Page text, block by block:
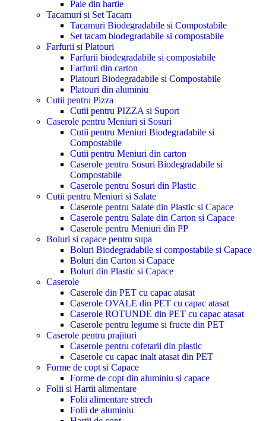
Paie din hartie
Tacamuri si Set Tacam
Tacamuri Biodegradabile si Compostabile
Set tacam biodegradabile si compostabile
Farfurii si Platouri
Farfurii biodegradabile si compostabile
Farfurii din carton
Platouri Biodegradabile si Compostabile
Platouri din aluminiu
Cutii pentru Pizza
Cutii pentru PIZZA si Suport
Caserole pentru Meniuri si Sosuri
Cutii pentru Meniuri Biodegradabile si
Compostabile
Cutii pentru Meniuri din carton
Caserole pentru Sosuri Biodegradabile si
Compostabile
Caserole pentru Sosuri din Plastic
Cutii pentru Meniuri si Salate
Caserole pentru Salate din Plastic si Capace
Caserole pentru Salate din Carton si Capace
Caserole pentru Meniuri din PP
Boluri si capace pentru supa
Boluri Biodegradabile si compostabile si Capace
Boluri din Carton si Capace
Boluri din Plastic si Capace
Caserole
Caserole din PET cu capac atasat
Caserole OVALE din PET cu capac atasat
Caserole ROTUNDE din PET cu capac atasat
Caserole pentru legume si fructe din PET
Caserole pentru prajituri
Caserole pentru cofetarii din plastic
Caserole cu capac inalt atasat din PET
Forme de copt si Capace
Forme de copt din aluminiu si capace
Folii si Hartii alimentare
Folii alimentare strech
Folii de aluminiu